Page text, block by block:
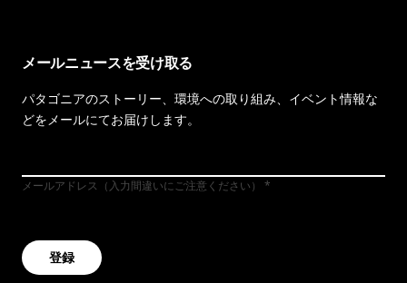
メールニュースを受け取る
パタゴニアのストーリー、環境への取り組み、イベント情報な
どをメールにてお届けします。
メールアドレス（入力間違いにご注意ください）
登録